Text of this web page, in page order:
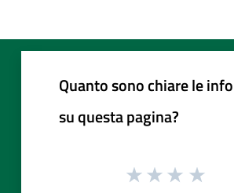
Quanto sono chiare le
su questa pagina?